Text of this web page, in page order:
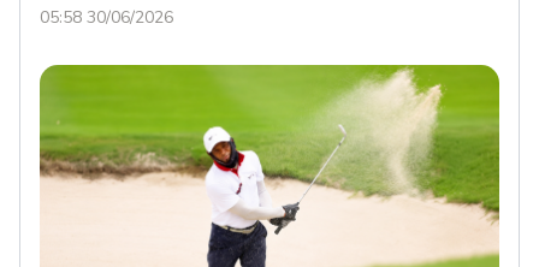
05:58 30/06/2026